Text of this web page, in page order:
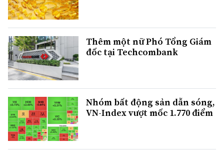
Thêm một nữ Phó Tổng Giám
đốc tại Techcombank
Nhóm bất động sản dẫn sóng,
VN-Index vượt mốc 1.770 điểm